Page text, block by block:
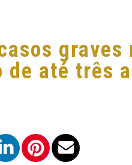
graves
até três